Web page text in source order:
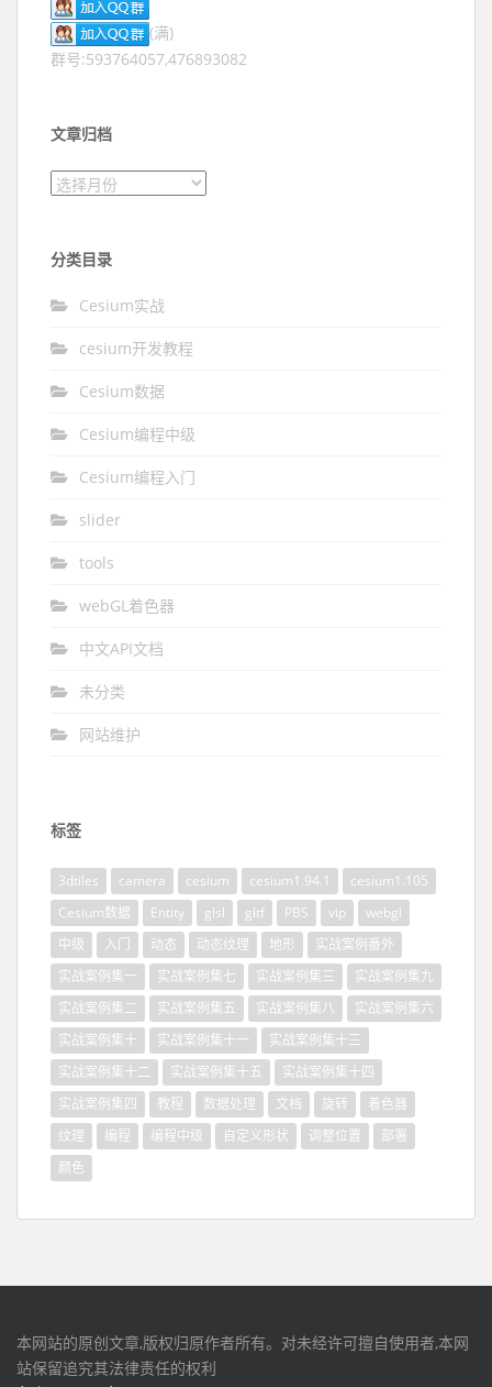
(满)
群号:593764057,476893082
文章归档
文章归档
分类目录
Cesium实战
cesium开发教程
Cesium数据
Cesium编程中级
Cesium编程入门
slider
tools
webGL着色器
中文API文档
未分类
网站维护
标签
3dtiles camera cesium cesium1.94.1
cesium1.105
Cesium数据
Entity glsl gltf PBS vip
webgl
中级
入门 动态 动态纹理 地形
实战案例番外
实战案例集一
实战案例集七 实战案例集三
实战案例集九
实战案例集二
实战案例集五 实战案例集八
实战案例集六
实战案例集十
实战案例集十一
实战案例集十三
实战案例集十二
实战案例集十五
实战案例集十四
实战案例集四
教程 数据处理 文档 旋转
着色器
纹理
编程 编程中级 自定义形状 调整位置
部署
颜色
本网站的原创文章,版权归原作者所有。对未经许可擅自使用者,本网
站保留追究其法律责任的权利